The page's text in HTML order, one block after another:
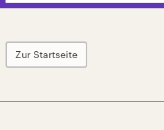
Zur Startseite